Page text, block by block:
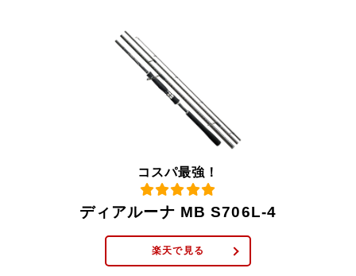
コスパ最強！
ディアルーナ MB S706L-4
楽天で見る